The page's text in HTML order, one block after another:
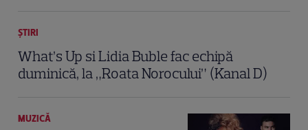
ȘTIRI
What’s Up si Lidia Buble fac echipă
duminică, la „Roata Norocului” (Kanal D)
MUZICĂ